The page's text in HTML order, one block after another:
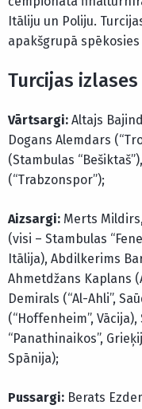
Itāliju un Poliju.
apakšgrupā
Turcijas
Vārtsargi: Altajs
Dogans Alemdars
(Stambulas
(“Trabzonspor”);
Aizsargi: Merts
(visi – Stambulas
Itālija), Abdilkerims
Ahmetdžans Kaplans
Demirals (“Al-Ahli”,
(“Hoffenheim”,
“Panathinaikos”,
Spānija);
Pussargi: Berats